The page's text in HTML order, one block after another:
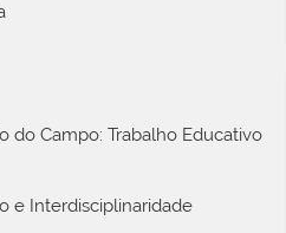
do Campo: Trabalho Educativo
e Interdisciplinaridade